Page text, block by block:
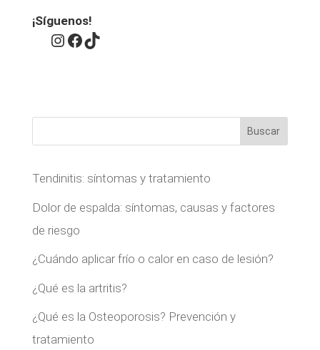
¡Síguenos!
Instagram
Facebook
TikTok
Buscar
Tendinitis: síntomas y tratamiento
Dolor de espalda: síntomas, causas y factores
de riesgo
¿Cuándo aplicar frío o calor en caso de lesión?
¿Qué es la artritis?
¿Qué es la Osteoporosis? Prevención y
tratamiento